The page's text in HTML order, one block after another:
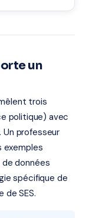
un
trois
politique) avec
professeur
exemples
données
spécifique de
SES.